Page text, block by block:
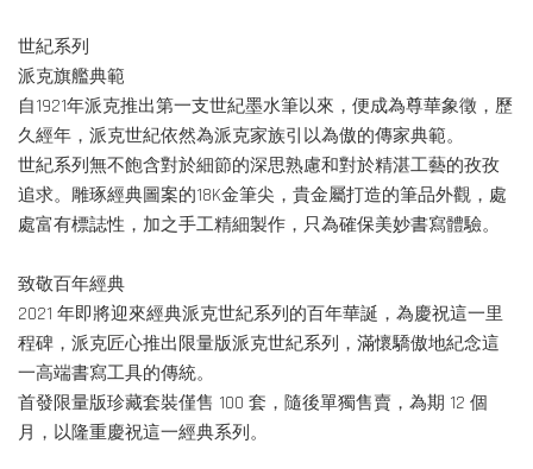
世紀系列
派克旗艦典範
自1921年派克推出第一支世紀墨水筆以來，便成為尊華象徵，歷
久經年，派克世紀依然為派克家族引以為傲的傳家典範。
世紀系列無不飽含對於細節的深思熟慮和對於精湛工藝的孜孜
追求。雕琢經典圖案的18K金筆尖，貴金屬打造的筆品外觀，處
處富有標誌性，加之手工精細製作，只為確保美妙書寫體驗。
致敬百年經典
2021 年即將迎來經典派克世紀系列的百年華誕，為慶祝這一里
程碑，派克匠心推出限量版派克世紀系列，滿懷驕傲地紀念這
一高端書寫工具的傳統。
首發限量版珍藏套裝僅售 100 套，隨後單獨售賣，為期 12 個
月，以隆重慶祝這一經典系列。